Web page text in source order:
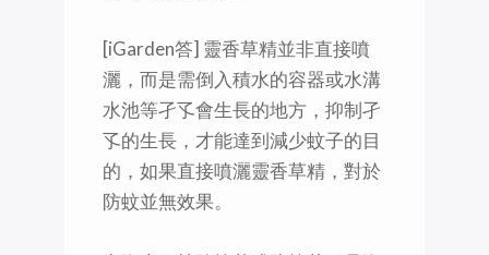
[iGarden答] 靈香草精並非直接噴
灑，而是需倒入積水的容器或水溝
水池等孑孓會生長的地方，抑制孑
孓的生長，才能達到減少蚊子的目
的，如果直接噴灑靈香草精，對於
防蚊並無效果。